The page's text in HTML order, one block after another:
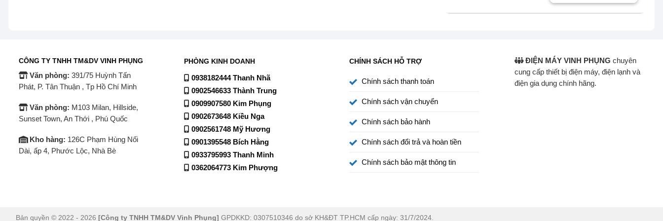
4. Công nghệ XR Motion Clarity: Tivi sử dụng công nghệ XR Motion Clarity để giảm mờ nhòe khi xem các chương
trình thể thao hay phim hành động. Bằng cách chèn các hình ảnh màu đen giữa các cảnh chuyển động và tối ưu
hóa độ sáng, Tivi giúp bạn trải nghiệm hình ảnh chuyển động mượt mà và sắc nét.
11.420.000 ₫.
CÔNG TY TNHH TM&DV VINH PHỤNG
Văn phòng: 391/75 Huỳnh Tấn
Phát, P. Tân Thuận , Tp Hồ Chí Minh
Văn phòng: M103 Milan, Hillside,
Sunset Town, An Thới , Phú Quốc
Kho hàng: 126C Phạm Hùng Nối
Dài, ấp 4, Phước Lộc, Nhà Bè
PHÒNG KINH DOANH
0938182444 Thanh Nhã
0902546633 Thành Trung
0909907580 Kim Phụng
0902673648 Kiều Nga
0902561748 Mỹ Hương
0901395548 Bích Hằng
0933795993 Thanh Minh
0362064773 Kim Phượng
CHÍNH SÁCH HỖ TRỢ
Chính sách thanh toán
Chính sách vận chuyển
Chính sách bảo hành
Chính sách đổi trả và hoàn tiền
Chính sách bảo mật thông tin
ĐIỆN MÁY VINH PHỤNG chuyên
cung cấp thiết bị điện máy, điện lạnh và
điện gia dụng chính hãng.
Bản quyền © 2022 - 2026 [Công ty TNHH TM&DV Vinh Phụng] GPDKKD: 0307510346 do sở KH&ĐT TP.HCM cấp ngày: 31/7/2024.